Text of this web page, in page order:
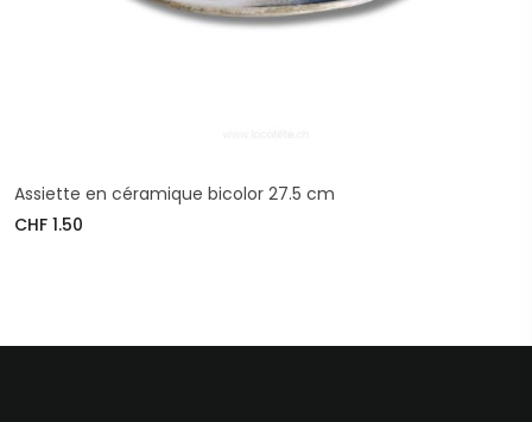
Assiette en céramique bicolor 27.5 cm
CHF 1.50